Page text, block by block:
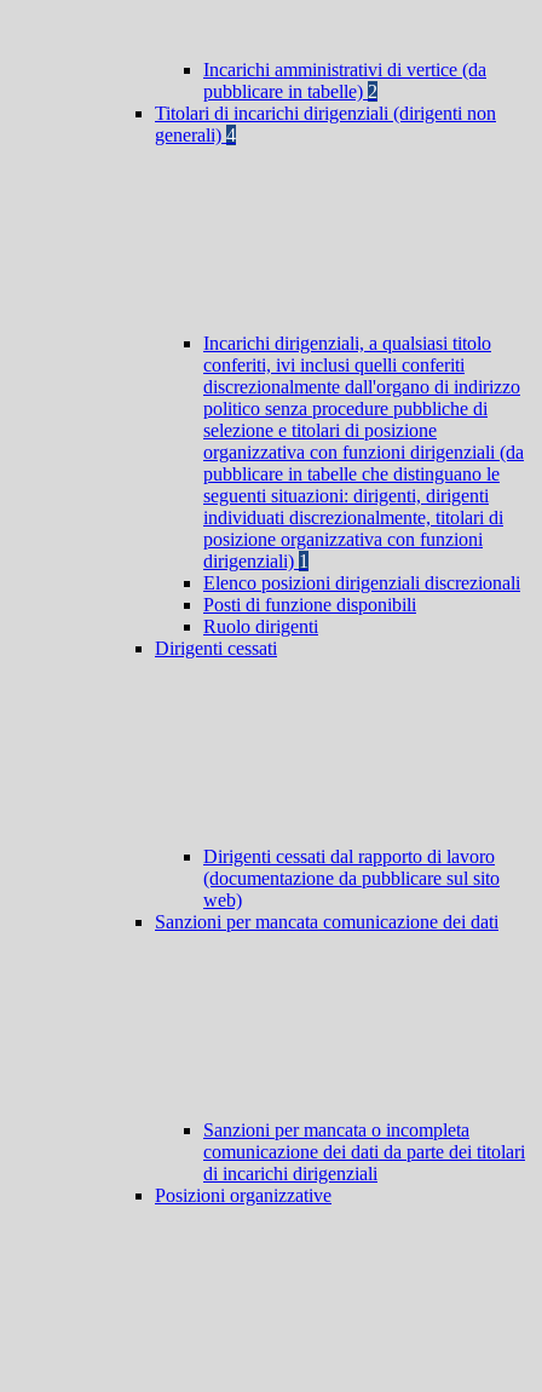
Incarichi amministrativi di vertice (da
pubblicare in tabelle) 2
Titolari di incarichi dirigenziali (dirigenti non
generali) 4
Incarichi dirigenziali, a qualsiasi titolo
conferiti, ivi inclusi quelli conferiti
discrezionalmente dall'organo di indirizzo
politico senza procedure pubbliche di
selezione e titolari di posizione
organizzativa con funzioni dirigenziali (da
pubblicare in tabelle che distinguano le
seguenti situazioni: dirigenti, dirigenti
individuati discrezionalmente, titolari di
posizione organizzativa con funzioni
dirigenziali) 1
Elenco posizioni dirigenziali discrezionali
Posti di funzione disponibili
Ruolo dirigenti
Dirigenti cessati
Dirigenti cessati dal rapporto di lavoro
(documentazione da pubblicare sul sito
web)
Sanzioni per mancata comunicazione dei dati
Sanzioni per mancata o incompleta
comunicazione dei dati da parte dei titolari
di incarichi dirigenziali
Posizioni organizzative